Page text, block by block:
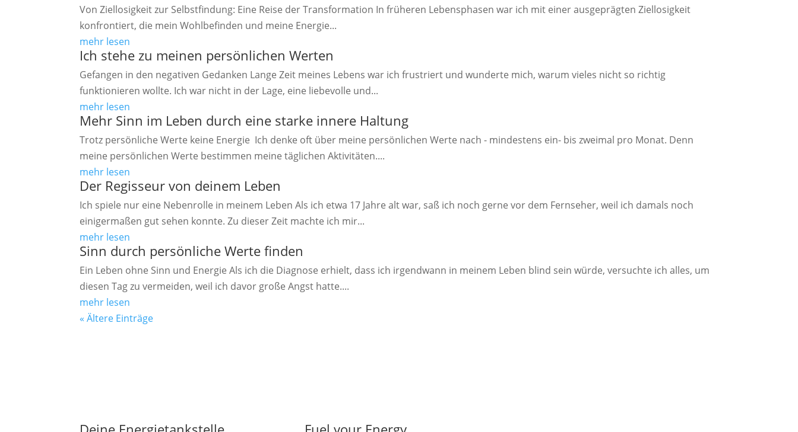
Von Ziellosigkeit zur Selbstfindung: Eine Reise der Transformation In früheren Lebensphasen war ich mit einer ausgeprägten Ziellosigkeit
konfrontiert, die mein Wohlbefinden und meine Energie...
mehr lesen
Ich stehe zu meinen persönlichen Werten
Gefangen in den negativen Gedanken Lange Zeit meines Lebens war ich frustriert und wunderte mich, warum vieles nicht so richtig
funktionieren wollte. Ich war nicht in der Lage, eine liebevolle und...
mehr lesen
Mehr Sinn im Leben durch eine starke innere Haltung
Trotz persönliche Werte keine Energie Ich denke oft über meine persönlichen Werte nach - mindestens ein- bis zweimal pro Monat. Denn
meine persönlichen Werte bestimmen meine täglichen Aktivitäten....
mehr lesen
Der Regisseur von deinem Leben
Ich spiele nur eine Nebenrolle in meinem Leben Als ich etwa 17 Jahre alt war, saß ich noch gerne vor dem Fernseher, weil ich damals noch
einigermaßen gut sehen konnte. Zu dieser Zeit machte ich mir...
mehr lesen
Sinn durch persönliche Werte finden
Ein Leben ohne Sinn und Energie Als ich die Diagnose erhielt, dass ich irgendwann in meinem Leben blind sein würde, versuchte ich alles, um
diesen Tag zu vermeiden, weil ich davor große Angst hatte....
mehr lesen
« Ältere Einträge